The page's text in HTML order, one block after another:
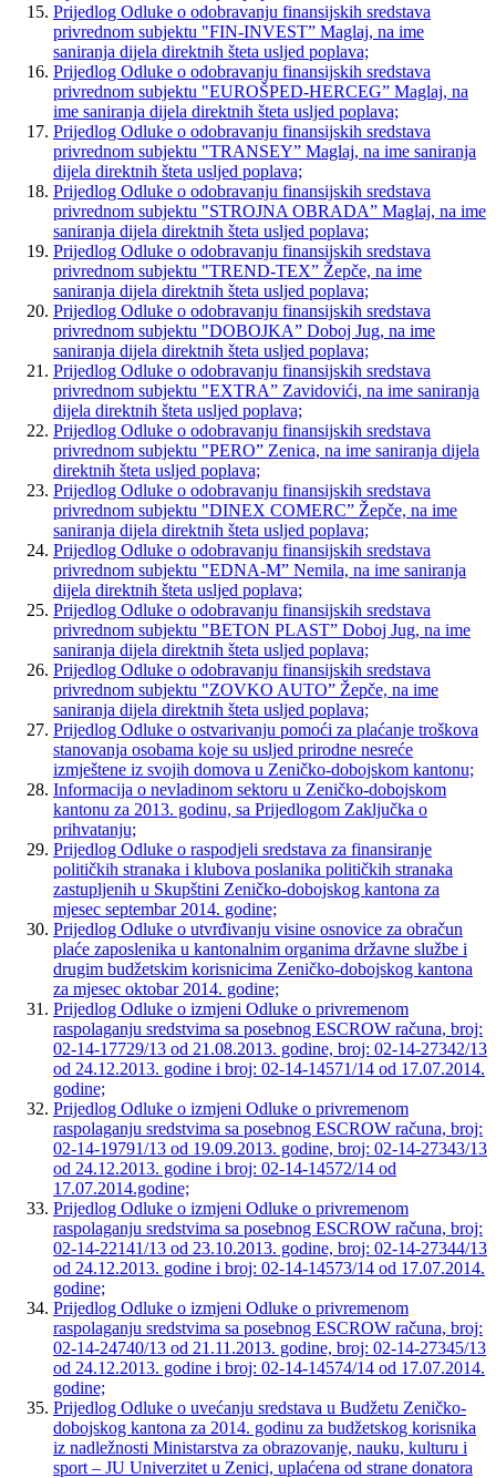
Prijedlog Odluke o odobravanju finansijskih sredstava
privrednom subjektu "FIN-INVEST” Maglaj, na ime
saniranja dijela direktnih šteta usljed poplava;
Prijedlog Odluke o odobravanju finansijskih sredstava
privrednom subjektu "EUROŠPED-HERCEG” Maglaj, na
ime saniranja dijela direktnih šteta usljed poplava;
Prijedlog Odluke o odobravanju finansijskih sredstava
privrednom subjektu "TRANSEY” Maglaj, na ime saniranja
dijela direktnih šteta usljed poplava;
Prijedlog Odluke o odobravanju finansijskih sredstava
privrednom subjektu "STROJNA OBRADA” Maglaj, na ime
saniranja dijela direktnih šteta usljed poplava;
Prijedlog Odluke o odobravanju finansijskih sredstava
privrednom subjektu "TREND-TEX” Žepče, na ime
saniranja dijela direktnih šteta usljed poplava;
Prijedlog Odluke o odobravanju finansijskih sredstava
privrednom subjektu "DOBOJKA” Doboj Jug, na ime
saniranja dijela direktnih šteta usljed poplava;
Prijedlog Odluke o odobravanju finansijskih sredstava
privrednom subjektu "EXTRA” Zavidovići, na ime saniranja
dijela direktnih šteta usljed poplava;
Prijedlog Odluke o odobravanju finansijskih sredstava
privrednom subjektu "PERO” Zenica, na ime saniranja dijela
direktnih šteta usljed poplava;
Prijedlog Odluke o odobravanju finansijskih sredstava
privrednom subjektu "DINEX COMERC” Žepče, na ime
saniranja dijela direktnih šteta usljed poplava;
Prijedlog Odluke o odobravanju finansijskih sredstava
privrednom subjektu "EDNA-M” Nemila, na ime saniranja
dijela direktnih šteta usljed poplava;
Prijedlog Odluke o odobravanju finansijskih sredstava
privrednom subjektu "BETON PLAST” Doboj Jug, na ime
saniranja dijela direktnih šteta usljed poplava;
Prijedlog Odluke o odobravanju finansijskih sredstava
privrednom subjektu "ZOVKO AUTO” Žepče, na ime
saniranja dijela direktnih šteta usljed poplava;
Prijedlog Odluke o ostvarivanju pomoći za plaćanje troškova
stanovanja osobama koje su usljed prirodne nesreće
izmještene iz svojih domova u Zeničko-dobojskom kantonu;
Informacija o nevladinom sektoru u Zeničko-dobojskom
kantonu za 2013. godinu, sa Prijedlogom Zaključka o
prihvatanju;
Prijedlog Odluke o raspodjeli sredstava za finansiranje
političkih stranaka i klubova poslanika političkih stranaka
zastupljenih u Skupštini Zeničko-dobojskog kantona za
mjesec septembar 2014. godine;
Prijedlog Odluke o utvrđivanju visine osnovice za obračun
plaće zaposlenika u kantonalnim organima državne službe i
drugim budžetskim korisnicima Zeničko-dobojskog kantona
za mjesec oktobar 2014. godine;
Prijedlog Odluke o izmjeni Odluke o privremenom
raspolaganju sredstvima sa posebnog ESCROW računa, broj:
02-14-17729/13 od 21.08.2013. godine, broj: 02-14-27342/13
od 24.12.2013. godine i broj: 02-14-14571/14 od 17.07.2014.
godine;
Prijedlog Odluke o izmjeni Odluke o privremenom
raspolaganju sredstvima sa posebnog ESCROW računa, broj:
02-14-19791/13 od 19.09.2013. godine, broj: 02-14-27343/13
od 24.12.2013. godine i broj: 02-14-14572/14 od
17.07.2014.godine;
Prijedlog Odluke o izmjeni Odluke o privremenom
raspolaganju sredstvima sa posebnog ESCROW računa, broj:
02-14-22141/13 od 23.10.2013. godine, broj: 02-14-27344/13
od 24.12.2013. godine i broj: 02-14-14573/14 od 17.07.2014.
godine;
Prijedlog Odluke o izmjeni Odluke o privremenom
raspolaganju sredstvima sa posebnog ESCROW računa, broj:
02-14-24740/13 od 21.11.2013. godine, broj: 02-14-27345/13
od 24.12.2013. godine i broj: 02-14-14574/14 od 17.07.2014.
godine;
Prijedlog Odluke o uvećanju sredstava u Budžetu Zeničko-
dobojskog kantona za 2014. godinu za budžetskog korisnika
iz nadležnosti Ministarstva za obrazovanje, nauku, kulturu i
sport – JU Univerzitet u Zenici, uplaćena od strane donatora